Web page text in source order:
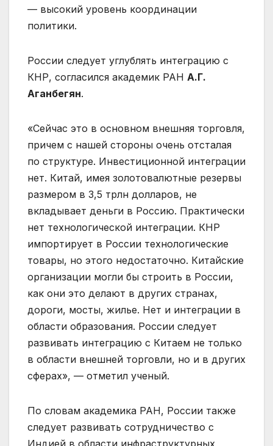
— высокий уровень координации
политики.
России следует углублять интеграцию с
КНР, согласился академик РАН А.Г.
Аганбегян.
«Сейчас это в основном внешняя торговля,
причем с нашей стороны очень отсталая
по структуре. Инвестиционной интеграции
нет. Китай, имея золотовалютные резервы
размером в 3,5 трлн долларов, не
вкладывает деньги в Россию. Практически
нет технологической интеграции. КНР
импортирует в России технологические
товары, но этого недостаточно. Китайские
организации могли бы строить в России,
как они это делают в других странах,
дороги, мосты, жилье. Нет и интеграции в
области образования. России следует
развивать интеграцию с Китаем не только
в области внешней торговли, но и в других
сферах», — отметил ученый.
По словам академика РАН, России также
следует развивать сотрудничество с
Индией в области инфраструктурных